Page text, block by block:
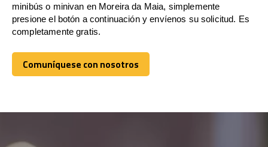
minibús o minivan en Moreira da Maia, simplemente
presione el botón a continuación y envíenos su solicitud. Es
completamente gratis.
Comuníquese con nosotros
Comuníquese con nosotros